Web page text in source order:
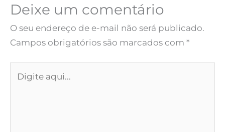
Deixe um comentário
O seu endereço de e-mail não será publicado.
Campos obrigatórios são marcados com *
aqui...